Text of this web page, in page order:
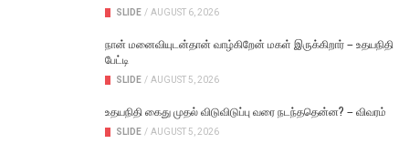
SLIDE / AUGUST 6, 2026
நான் மனைவியுடன்தான் வாழ்கிறேன் மகள் இருக்கிறார் – உதயநிதி
பேட்டி
SLIDE / AUGUST 5, 2026
உதயநிதி கைது முதல் விடுவிடுப்பு வரை நடந்ததென்ன? – விவரம்
SLIDE / AUGUST 5, 2026